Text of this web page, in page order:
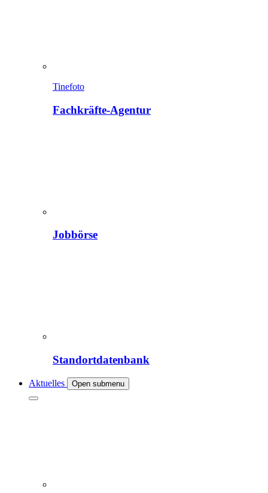
Tinefoto
Fachkräfte-Agentur
Jobbörse
Standortdatenbank
Aktuelles Open submenu